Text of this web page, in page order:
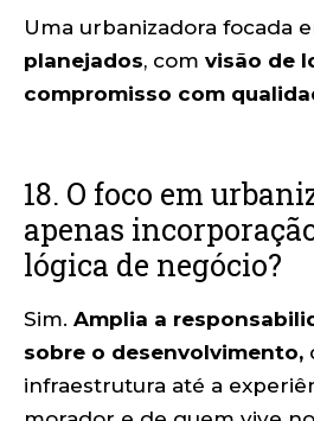
Uma urbanizadora focada
planejados, com visão de
compromisso com
18. O foco em
apenas
lógica de negócio?
Sim. Amplia a
sobre o desenvolvimento,
infraestrutura até a